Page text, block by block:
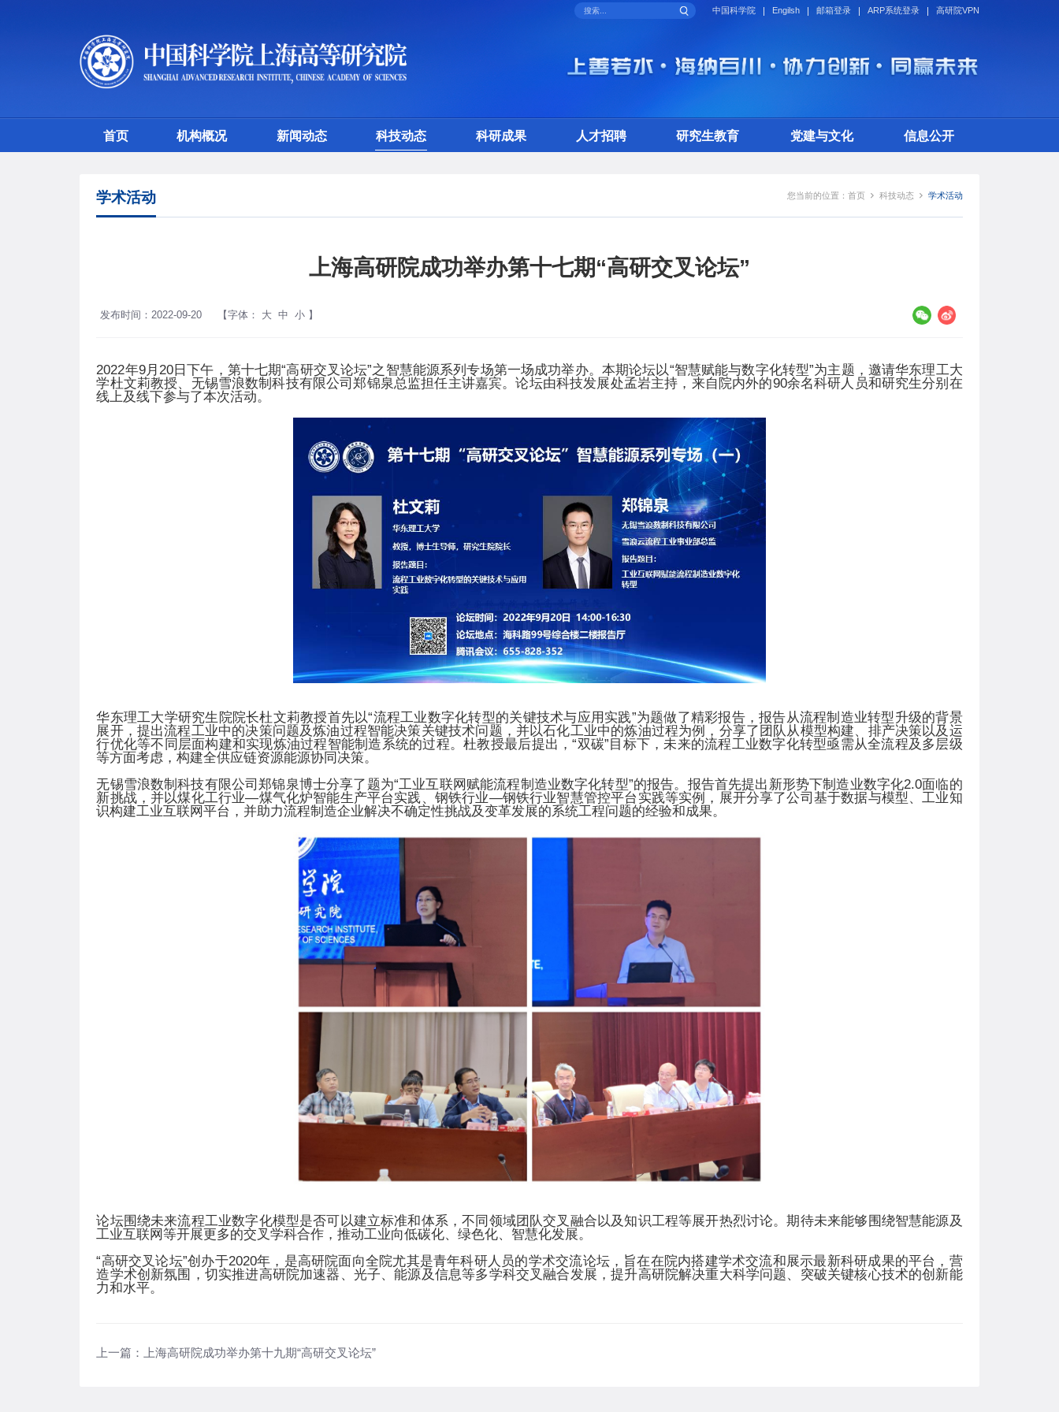
中国科学院 Engilsh 邮箱登录 ARP系统登录 高研院VPN
首页 机构概况 新闻动态 科技动态 科研成果 人才招聘 研究生教育 党建与文化 信息公开
学术活动 您当前的位置： 首页 科技动态 学术活动
上海高研院成功举办第十七期“高研交叉论坛”
发布时间：2022-09-20 【字体： 大 中 小】
2022年9月 20日下午，第十七期“高研交叉论坛”之智慧能源系列专场第一场成功举办。本期论坛以“智慧赋能与数字化转型”为主题，邀请华东理工大
学杜文莉教授、无锡雪浪数制科技有限公司郑锦泉总监担任主讲嘉宾。论坛由科技发展处孟岩主持，来自院内外的90余名科研人员和研究生分别在
线上及线下参与了本次活动。
华东理工大学研究生院院长杜文莉教授首先以“流程工业数字化转型的关键技术与应用实践”为题做了精彩报告，报告从流程制造业转型升级的背景
展开，提出流程工业中的决策问题及炼油过程智能决策关键技术问题，并以石化工业中的炼油过程为例，分享了团队从模型构建、排产决策以及运
行优化等不同层面构建和实现炼油过程智能制造系统的过程。杜教授最后提出，“双碳”目标下，未来的流程工业数字化转型亟需从全流程及多层级
等方面考虑，构建全供应链资源能源协同决策。
无锡雪浪数制科技有限公司郑锦泉博士分享了题为“工业互联网赋能流程制造业数字化转型”的报告。报告首先提出新形势下制造业数字化2.0面临的
新挑战，并以煤化工行业—煤气化炉智能生产平台实践、钢铁行业—钢铁行业智慧管控平台实践等实例，展开分享了公司基于数据与模型、工业知
识构建工业互联网平台，并助力流程制造企业解决不确定性挑战及变革发展的系统工程问题的经验和成果。
论坛围绕未来流程工业数字化模型是否可以建立标准和体系，不同领域团队交叉融合以及知识工程等展开热烈讨论。期待未来能够围绕智慧能源及
工业互联网等开展更多的交叉学科合作，推动工业向低碳化、绿色化、智慧化发展。
“高研交叉论坛”创办于2020年，是高研院面向全院尤其是青年科研人员的学术交流论坛，旨在在院内搭建学术交流和展示最新科研成果的平台，营
造学术创新氛围，切实推进高研院加速器、光子、能源及信息等多学科交叉融合发展，提升高研院解决重大科学问题、突破关键核心技术的创新能
力和水平。
上一篇： 上海高研院成功举办第十九期“高研交叉论坛”